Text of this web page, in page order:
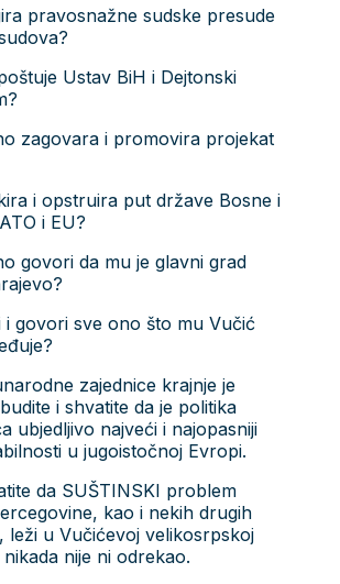
pravosnažne sudske presude
Ustav BiH i Dejtonski
zagovara i promovira projekat
i opstruira put države Bosne i
i EU?
govori da mu je glavni grad
i govori sve ono što mu Vučić
zajednice krajnje je
i shvatite da je politika
ubjedljivo najveći i najopasniji
u jugoistočnoj Evropi.
da SUŠTINSKI problem
kao i nekih drugih
leži u Vučićevoj velikosrpskoj
nije ni odrekao.